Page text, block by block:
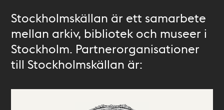
Stockholmskällan är ett samarbete
mellan arkiv, bibliotek och museer i
Stockholm. Partnerorganisationer
till Stockholmskällan är: